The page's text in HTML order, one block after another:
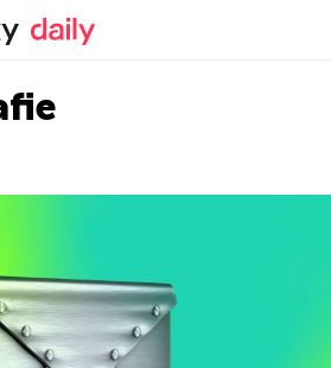
Kaspersky official blog